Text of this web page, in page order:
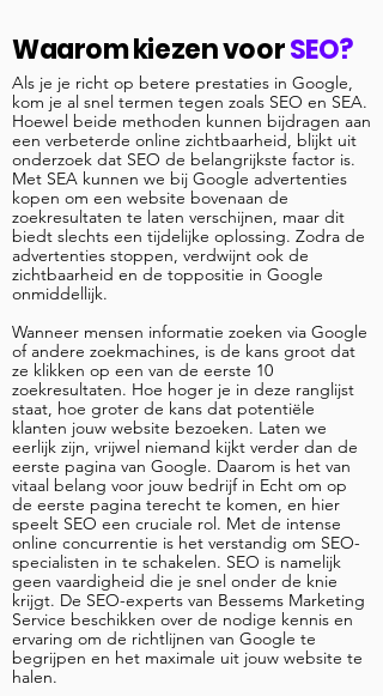
Waarom kiezen voorSEO?
Als je je richt op betere prestaties in Google,
kom je al snel termen tegen zoals SEO en SEA.
Hoewel beide methoden kunnen bijdragen aan
een verbeterde online zichtbaarheid, blijkt uit
onderzoek dat SEO de belangrijkste factor is.
Met SEA kunnen we bij Google advertenties
kopen om een website bovenaan de
zoekresultaten te laten verschijnen, maar dit
biedt slechts een tijdelijke oplossing. Zodra de
advertenties stoppen, verdwijnt ook de
zichtbaarheid en de toppositie in Google
onmiddellijk.
Wanneer mensen informatie zoeken via Google
of andere zoekmachines, is de kans groot dat
ze klikken op een van de eerste 10
zoekresultaten. Hoe hoger je in deze ranglijst
staat, hoe groter de kans dat potentiële
klanten jouw website bezoeken. Laten we
eerlijk zijn, vrijwel niemand kijkt verder dan de
eerste pagina van Google. Daarom is het van
vitaal belang voor jouw bedrijf in Echt om op
de eerste pagina terecht te komen, en hier
speelt SEO een cruciale rol. Met de intense
online concurrentie is het verstandig om SEO-
specialisten in te schakelen. SEO is namelijk
geen vaardigheid die je snel onder de knie
krijgt. De SEO-experts van Bessems Marketing
Service beschikken over de nodige kennis en
ervaring om de richtlijnen van Google te
begrijpen en het maximale uit jouw website te
halen.